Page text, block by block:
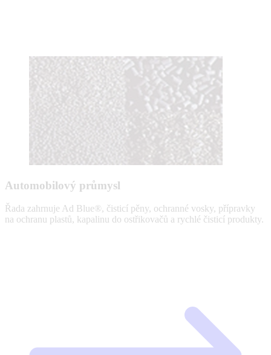
Automobilový průmysl
Řada zahrnuje Ad Blue®, čisticí pěny, ochranné vosky, přípravky
na ochranu plastů, kapalinu do ostřikovačů a rychlé čisticí produkty.